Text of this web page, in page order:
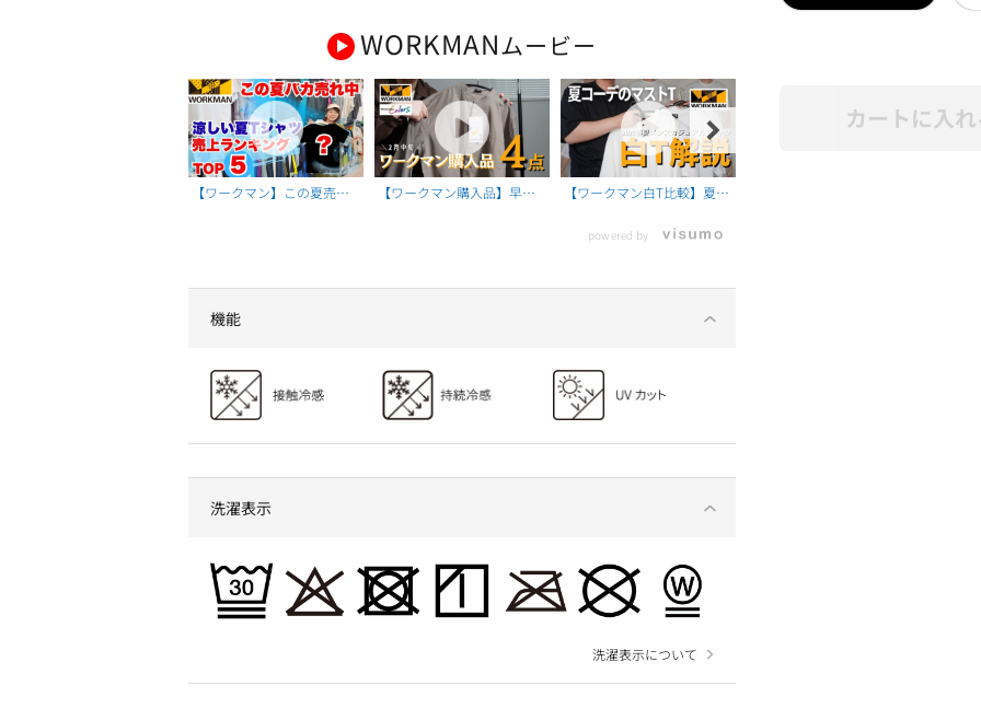
WORKMANムービー
【ワークマン】この夏売れ
【ワークマン購入品】早く
【ワークマン白T比較】夏に
ャツを徹底比較！
【ワ
powered by
機能
洗濯表示
洗濯表示について
カートに入れ